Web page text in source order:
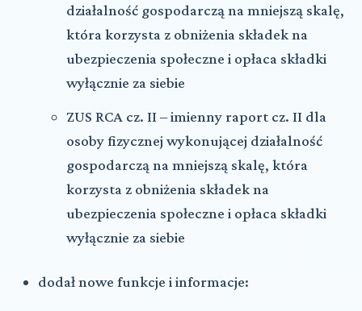
działalność gospodarczą na mniejszą skalę,
która korzysta z obniżenia składek na
ubezpieczenia społeczne i opłaca składki
wyłącznie za siebie
ZUS RCA cz. II – imienny raport cz. II dla
osoby fizycznej wykonującej działalność
gospodarczą na mniejszą skalę, która
korzysta z obniżenia składek na
ubezpieczenia społeczne i opłaca składki
wyłącznie za siebie
dodał nowe funkcje i informacje: